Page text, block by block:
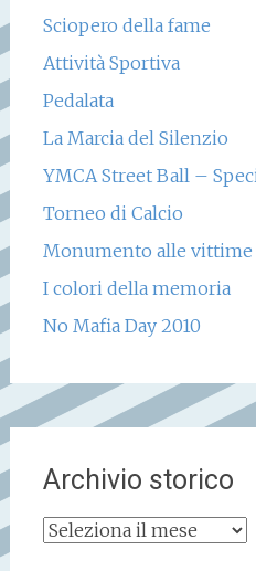
Sciopero della fame
Attività Sportiva
Pedalata
La Marcia del Silenzio
YMCA Street Ball –
Torneo di Calcio
Monumento alle vittime
I colori della memoria
No Mafia Day 2010
Archivio storico
Archivio